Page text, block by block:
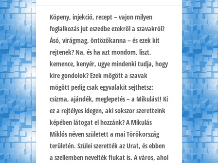
Köpeny, injekció, recept – vajon milyen
foglalkozás jut eszedbe ezekről a szavakról?
Ásó, virágmag, öntözőkanna – és ezek kit
rejtenek? Na, és ha azt mondom, liszt,
kemence, kenyér, ugye mindenki tudja, hogy
kire gondolok? Ezek mögött a szavak
mögött pedig csak egyvalakit sejthetsz:
csizma, ajándék, meglepetés – a Mikulást! Ki
ez a rejtélyes idegen, aki sokszor szeretteink
képében látogat el hozzánk? A Mikulás
Miklós néven született a mai Törökország
területén. Szülei szerették az Urat, és ebben
a szellemben nevelték fiukat is. A város, ahol